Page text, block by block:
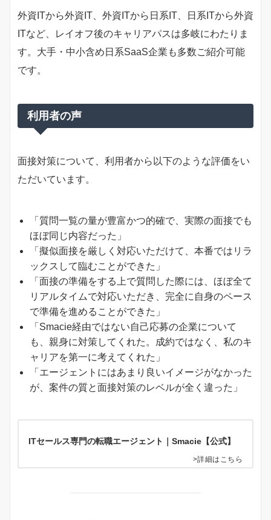
外資ITから外資IT、外資ITから日系IT、日系ITから外資
ITなど、レイオフ後のキャリアパスは多岐にわたりま
す。大手・中小含め日系SaaS企業も多数ご紹介可能
です。
利用者の声
面接対策について、利用者から以下のような評価をい
ただいています。
「質問一覧の量が豊富かつ的確で、実際の面接でも
ほぼ同じ内容だった」
「擬似面接を厳しく対応いただけて、本番ではリラ
ックスして臨むことができた」
「面接の準備をする上で質問した際には、ほぼ全て
リアルタイムで対応いただき、完全に自身のペース
で準備を進めることができた」
「Smacie経由ではない自己応募の企業について
も、親身に対策してくれた。成約ではなく、私のキ
ャリアを第一に考えてくれた」
「エージェントにはあまり良いイメージがなかった
が、案件の質と面接対策のレベルが全く違った」
ITセールス専門の転職エージェント｜Smacie【公式】
>詳細はこちら